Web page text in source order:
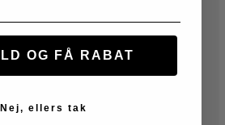
OG FÅ RABAT
Nej, ellers tak